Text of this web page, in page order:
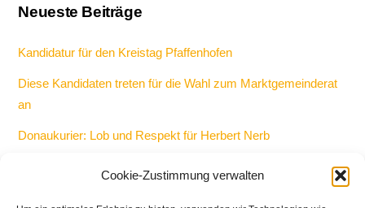
Cookie-Zustimmung verwalten
Neueste Beiträge
Kandidatur für den Kreistag Pfaffenhofen
Diese Kandidaten treten für die Wahl zum Marktgemeinderat
an
Donaukurier: Lob und Respekt für Herbert Nerb